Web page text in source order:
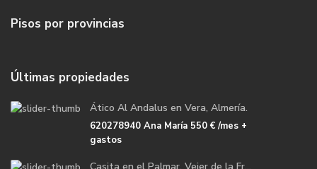
Pisos por provincias
Últimas propiedades
Ático Al Andalus en Vera, Almería.
620278940 Ana María 550 €/mes +
gastos